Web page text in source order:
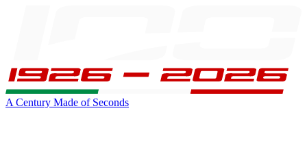
A Century Made of Seconds